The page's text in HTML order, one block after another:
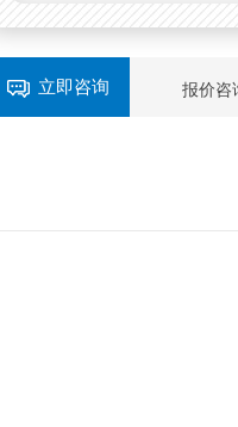
立即咨询 报价咨